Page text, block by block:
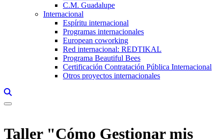
C.M. Guadalupe
Internacional
Espíritu internacional
Programas internacionales
European coworking
Red internacional: REDTIKAL
Programa Beautiful Bees
Certificación Contratación Pública Internacional
Otros proyectos internacionales
Taller "Cómo Gestionar mis